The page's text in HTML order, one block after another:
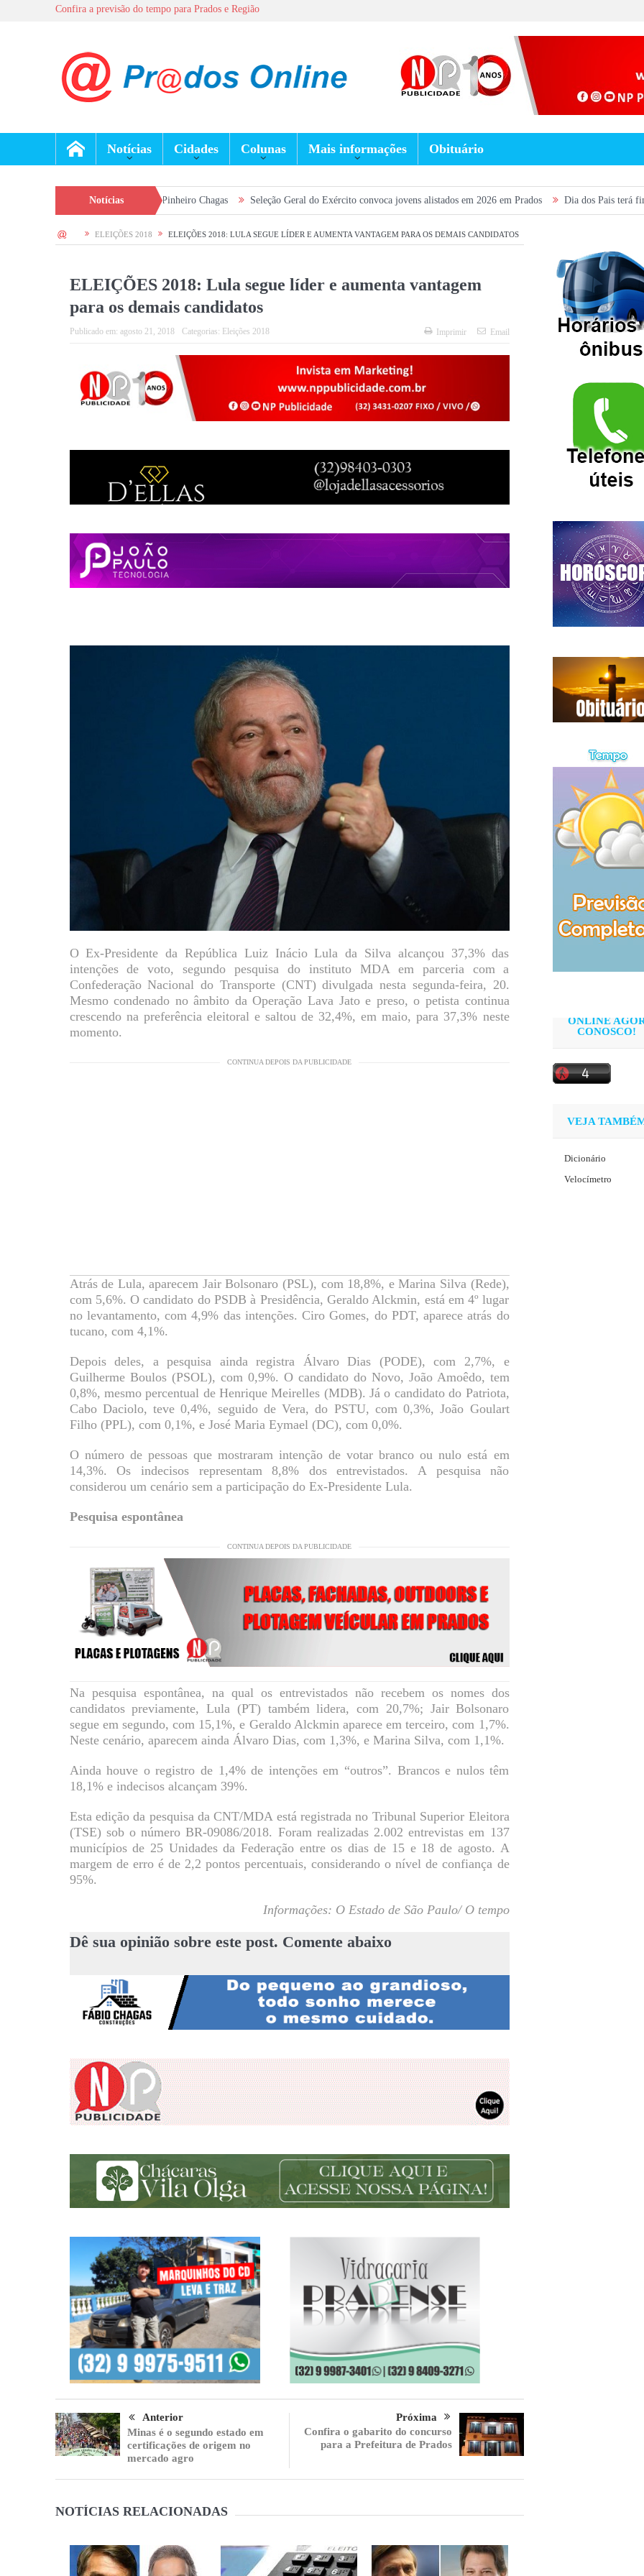
Confira a previsão do tempo para Prados e Região
Notícias Cidades Colunas Mais informações Obituário
Notícias
com a saúde em Pinheiro Chagas Seleção Geral do Exército convoca jovens alistados em 2026 em Prados Dia dos Pais terá fim de semana
HOME ELEIÇÕES 2018 ELEIÇÕES 2018: LULA SEGUE LÍDER E AUMENTA VANTAGEM PARA OS DEMAIS CANDIDATOS
ELEIÇÕES 2018: Lula segue líder e aumenta vantagem
para os demais candidatos
Publicado em: agosto 21, 2018 Categorias: Eleições 2018 Imprimir Email
O Ex-Presidente da República Luiz Inácio Lula da Silva alcançou 37,3% das
intenções de voto, segundo pesquisa do instituto MDA em parceria com a
Confederação Nacional do Transporte (CNT) divulgada nesta segunda-feira, 20.
Mesmo condenado no âmbito da Operação Lava Jato e preso, o petista continua
crescendo na preferência eleitoral e saltou de 32,4%, em maio, para 37,3% neste
momento.
CONTINUA DEPOIS DA PUBLICIDADE
Atrás de Lula, aparecem Jair Bolsonaro (PSL), com 18,8%, e Marina Silva (Rede),
com 5,6%. O candidato do PSDB à Presidência, Geraldo Alckmin, está em 4º lugar
no levantamento, com 4,9% das intenções. Ciro Gomes, do PDT, aparece atrás do
tucano, com 4,1%.
Depois deles, a pesquisa ainda registra Álvaro Dias (PODE), com 2,7%, e
Guilherme Boulos (PSOL), com 0,9%. O candidato do Novo, João Amoêdo, tem
0,8%, mesmo percentual de Henrique Meirelles (MDB). Já o candidato do Patriota,
Cabo Daciolo, teve 0,4%, seguido de Vera, do PSTU, com 0,3%, João Goulart
Filho (PPL), com 0,1%, e José Maria Eymael (DC), com 0,0%.
O número de pessoas que mostraram intenção de votar branco ou nulo está em
14,3%. Os indecisos representam 8,8% dos entrevistados. A pesquisa não
considerou um cenário sem a participação do Ex-Presidente Lula.
Pesquisa espontânea
CONTINUA DEPOIS DA PUBLICIDADE
Na pesquisa espontânea, na qual os entrevistados não recebem os nomes dos
candidatos previamente, Lula (PT) também lidera, com 20,7%; Jair Bolsonaro
segue em segundo, com 15,1%, e Geraldo Alckmin aparece em terceiro, com 1,7%.
Neste cenário, aparecem ainda Álvaro Dias, com 1,3%, e Marina Silva, com 1,1%.
Ainda houve o registro de 1,4% de intenções em “outros”. Brancos e nulos têm
18,1% e indecisos alcançam 39%.
Esta edição da pesquisa da CNT/MDA está registrada no Tribunal Superior Eleitora
(TSE) sob o número BR-09086/2018. Foram realizadas 2.002 entrevistas em 137
municípios de 25 Unidades da Federação entre os dias de 15 e 18 de agosto. A
margem de erro é de 2,2 pontos percentuais, considerando o nível de confiança de
95%.
Informações: O Estado de São Paulo/ O tempo
Dê sua opinião sobre este post. Comente abaixo
Anterior
Minas é o segundo estado em
certificações de origem no
mercado agro
Próxima
Confira o gabarito do concurso
para a Prefeitura de Prados
NOTÍCIAS RELACIONADAS
ONLINE
CONOSCO!
VEJA
Dicionário
Velocímetro